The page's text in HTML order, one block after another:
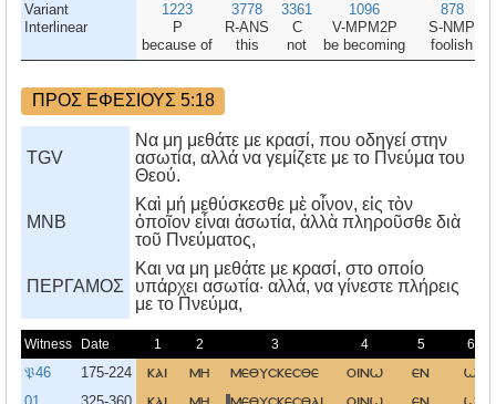
Variant
Interlinear
1223
P
because of
3778
R-ANS
this
3361
C
not
1096
V-MPM2P
be becoming
878
S-NMP
foolish
ΠΡΟΣ ΕΦΕΣΙΟΥΣ 5:18
TGV
Να μη μεθάτε με κρασί, που οδηγεί στην
ασωτία, αλλά να γεμίζετε με το Πνεύμα του
Θεού.
MNB
Καὶ μή μεθύσκεσθε μὲ οἶνον, εἰς τὸν
ὁποῖον εἶναι ἀσωτία, ἀλλὰ πληροῦσθε διὰ
τοῦ Πνεύματος,
ΠΕΡΓΑΜΟΣ
Kαι να μη μεθάτε με κρασί, στο οποίο
υπάρχει ασωτία· αλλά, να γίνεστε πλήρεις
με το Πνεύμα,
Witness Date 1 2 3 4 5 6
𝔓46 175-224 και μη μεθυσκεσθε οινω εν ω